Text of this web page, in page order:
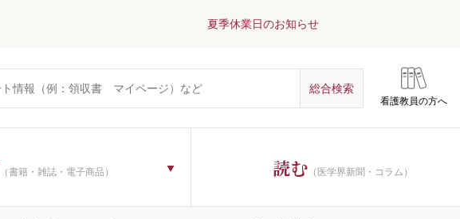
夏季休業日のお知らせ
看護教員の方へ
（書籍・雑誌・電子商品） 読む （医学界新聞・コラム）